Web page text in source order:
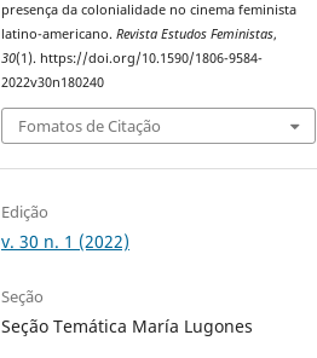
presença da colonialidade no cinema feminista
latino-americano.Revista Estudos Feministas,
30(1). https://doi.org/10.1590/1806-9584-
2022v30n180240
Fomatos de Citação
Edição
v. 30 n. 1 (2022)
Seção
Seção Temática María Lugones